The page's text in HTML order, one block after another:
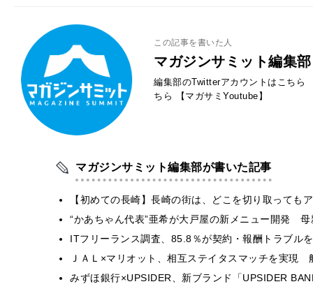
この記事を書いた人
マガジンサミット編集部
編集部のTwitterアカウントはこちら
ちら
【マガサミYoutube】
マガジンサミット編集部が書いた記事
【初めての長崎】長崎の街は、どこを切り取って
“かあちゃん代表”亜希が大戸屋の新メニュー開発
ITフリーランス調査、85.8％が契約・報酬トラブ
ＪＡＬ×マリオット、相互ステイタスマッチを実
みずほ銀行×UPSIDER、新ブランド「UPSIDER